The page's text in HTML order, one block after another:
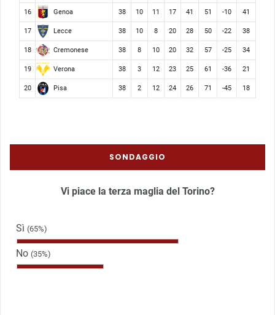
16 Genoa 38 10 11 17 41 51 -10 41
17 Lecce 38 10 8 20 28 50 -22 38
18 Cremonese 38 8 10 20 32 57 -25 34
19 Verona 38 3 12 23 25 61 -36 21
20 Pisa 38 2 12 24 26 71 -45 18
SONDAGGIO
Vi piace la terza maglia del Torino?
Sì (65%)
No (35%)